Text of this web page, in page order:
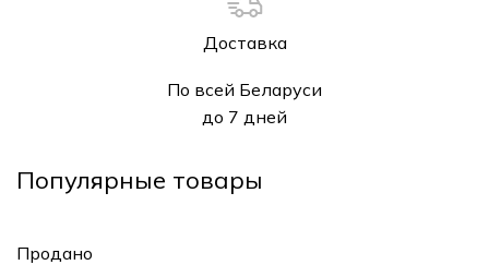
Доставка
По всей Беларуси
до 7 дней
Популярные товары
Продано